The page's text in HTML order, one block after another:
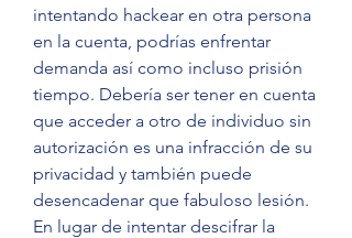
intentando hackear en otra persona
en la cuenta, podrías enfrentar
demanda así como incluso prisión
tiempo. Debería ser tener en cuenta
que acceder a otro de individuo sin
autorización es una infracción de su
privacidad y también puede
desencadenar que fabuloso lesión.
En lugar de intentar descifrar la